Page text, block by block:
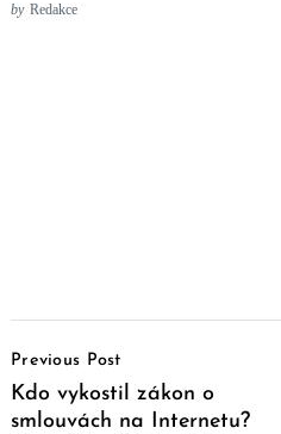
by Redakce
Navigation
Previous Post
Kdo vykostil zákon o
smlouvách na Internetu?